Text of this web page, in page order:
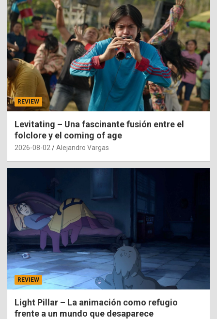
REVIEW
Levitating – Una fascinante fusión entre el
folclore y el coming of age
2026-08-02 Alejandro Vargas
REVIEW
Light Pillar – La animación como refugio
frente a un mundo que desaparece